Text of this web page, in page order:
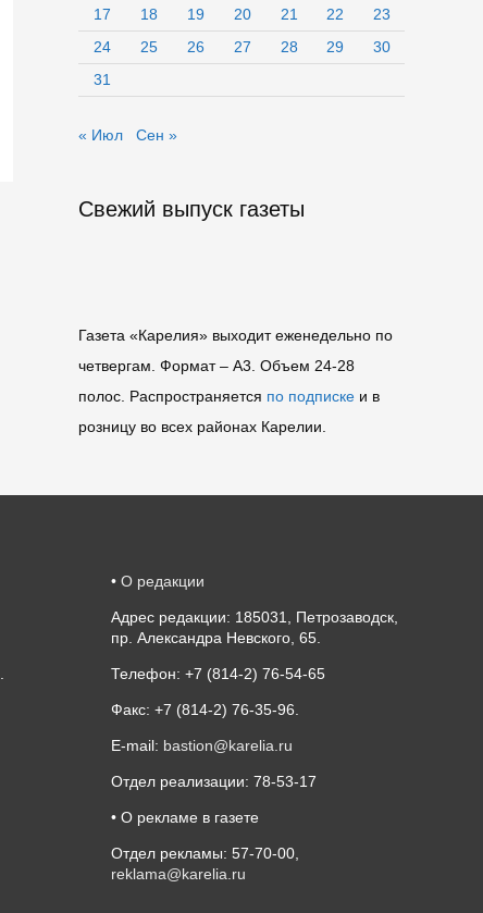
17
18 19 20 21 22
23
24
25 26 27 28 29
30
31
« Июл Сен »
Свежий выпуск газеты
Газета «Карелия» выходит еженедельно по
четвергам. Формат – A3. Объем 24-28
полос. Распространяется по подписке и в
розницу во всех районах Карелии.
• О редакции
Адрес редакции: 185031, Петрозаводск,
пр. Александра Невского, 65.
Телефон: +7 (814-2) 76-54-65
Факс: +7 (814-2) 76-35-96.
E-mail: bastion@karelia.ru
Отдел реализации: 78-53-17
• О рекламе в газете
Отдел рекламы: 57-70-00,
reklama@karelia.ru